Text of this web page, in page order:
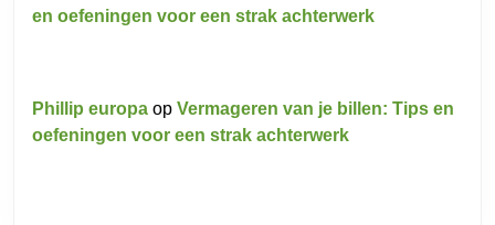
en oefeningen voor een strak achterwerk
Phillip europa op Vermageren van je billen: Tips en
oefeningen voor een strak achterwerk